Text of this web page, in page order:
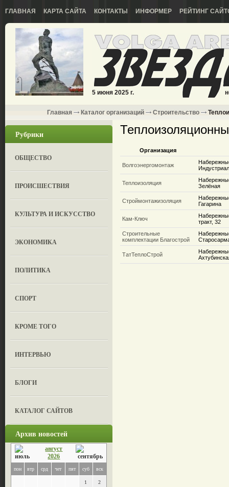
ГЛАВНАЯ КАРТА САЙТА КОНТАКТЫ ИНФОРМЕР РЕЙТИНГ
5 июня 2025 г.
Главная Каталог организаций Строительство
Рубрики
ОБЩЕСТВО
ПРОИСШЕСТВИЯ
КУЛЬТУРА И ИСКУССТВО
ЭКОНОМИКА
ПОЛИТИКА
СПОРТ
КРОМЕ ТОГО
ИНТЕРВЬЮ
БЛОГИ
КАТАЛОГ САЙТОВ
Архив новостей
август
2026
пон втр срд чет пят суб вск
1 2
Организация
Волгоэнергомонтаж
Теплоизоляция
Зелёная
Строймонтажизоляция
Гагарина
Кам-Ключ
тракт, 32
Строительные
комплектации Благострой
ТатТеплоСтрой